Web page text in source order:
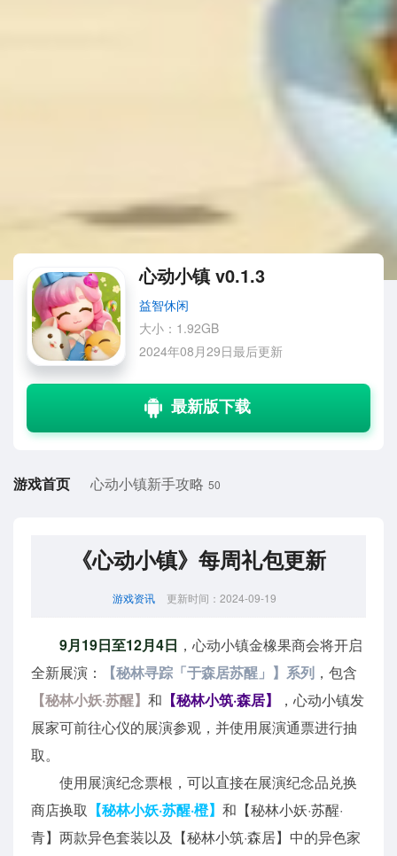
心动小镇 v0.1.3
益智休闲
大小：1.92GB
2024年08月29日最后更新
游戏首页 心动小镇新手攻略 50
《心动小镇》每周礼包更新
游戏资讯 更新时间：2024-09-19
9月19日至12月4日 ，心动小镇金橡果商会将开启
全新展演：
【秘林寻踪「于森居苏醒」】系列 ，包含
【秘林小妖·苏醒】 和 【秘林小筑·森居】
，心动小镇发
展家可前往心仪的展演参观，并使用展演通票进行抽
取。
使用展演纪念票根，可以直接在展演纪念品兑换
商店换取 【秘林小妖·苏醒·橙】 和【秘林小妖·苏醒·
青】两款异色套装以及【秘林小筑·森居】中的异色家